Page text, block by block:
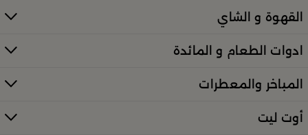
تسوقي أدوات تقديم وضيافة راقية في
إذا كنتِ تبحثين عن أدوات تقديم مميزة لإفطار العائلة أو احتفال
خاص، فستجدين كل ما تحتاجينه لدى
الأنيقة إلى أرفف التقديم والصواني، صُمّمت المنتجات لتمنحك
القهوة و الشاي
ادوات الطعام و المائدة
المباخر والمعطرات
أوت ليت